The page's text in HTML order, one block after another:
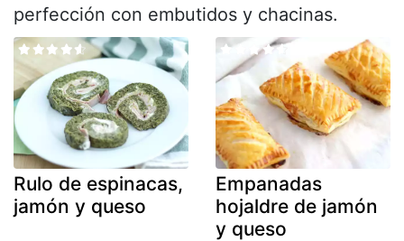
perfección con embutidos y chacinas.
Rulo de espinacas,
jamón y queso
Empanadas
hojaldre de jamón
y queso